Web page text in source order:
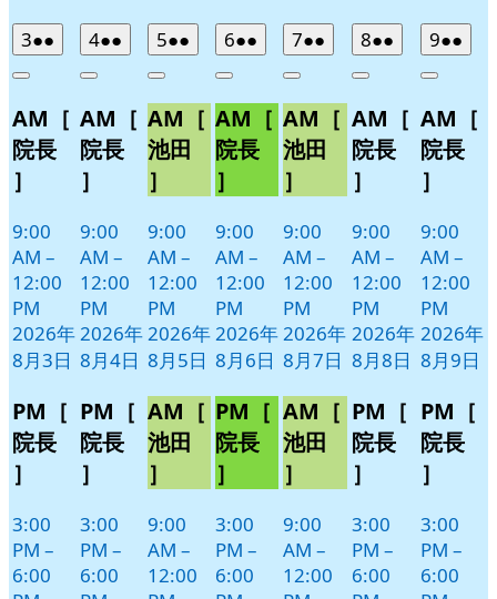
32026
年
月
3
日
●●
件
イ
ベ
Close
AM［
院長
］
9:00
AM –
12:00
PM
2026年
8月3日
PM［
院長
］
3:00
PM –
6:00
42026
年
月
4
日
●●
件
イ
ベ
Close
AM［
院長
］
9:00
AM –
12:00
PM
2026年
8月4日
PM［
院長
］
3:00
PM –
6:00
52026
年
月
5
日
●●
件
イ
ベ
ト)
Close
AM［
池田
］
9:00
AM –
12:00
PM
2026年
8月5日
AM［
池田
］
9:00
AM –
12:00
62026
年
月
6
日
●●
件
イ
ベ
ト)
Close
AM［
院長
］
9:00
AM –
12:00
PM
2026年
8月6日
PM［
院長
］
3:00
PM –
6:00
72026
年
月
7
日
●●
件
イ
ベ
ト)
Close
AM［
池田
］
9:00
AM –
12:00
PM
2026年
8月7日
AM［
池田
］
9:00
AM –
12:00
82026
年
月
8
日
●●
件
イ
ベ
Close
AM［
院長
］
9:00
AM –
12:00
PM
2026年
8月8日
PM［
院長
］
3:00
PM –
6:00
92026
年
月
9
日
●●
件
イ
ベ
Close
AM［
院長
］
9:00
AM –
12:00
PM
2026年
8月9日
PM［
院長
］
3:00
PM –
6:00